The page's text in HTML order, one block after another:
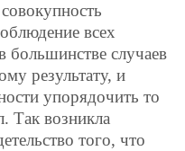
всех
большинстве случаев
результату, и
упорядочить то
Так возникла
того, что